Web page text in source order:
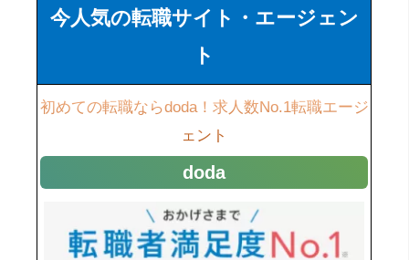
今人気の転職サイト・エージェン
ト
初めての転職ならdoda！求人数No.1転職エージ
ェント
doda